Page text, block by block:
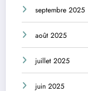
septembre 2025
août 2025
juillet 2025
juin 2025